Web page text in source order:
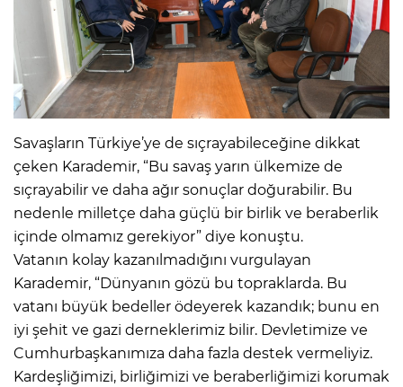
Savaşların Türkiye’ye de sıçrayabileceğine dikkat
çeken Karademir, “Bu savaş yarın ülkemize de
sıçrayabilir ve daha ağır sonuçlar doğurabilir. Bu
nedenle milletçe daha güçlü bir birlik ve beraberlik
içinde olmamız gerekiyor” diye konuştu.
Vatanın kolay kazanılmadığını vurgulayan
Karademir, “Dünyanın gözü bu topraklarda. Bu
vatanı büyük bedeller ödeyerek kazandık; bunu en
iyi şehit ve gazi derneklerimiz bilir. Devletimize ve
Cumhurbaşkanımıza daha fazla destek vermeliyiz.
Kardeşliğimizi, birliğimizi ve beraberliğimizi korumak